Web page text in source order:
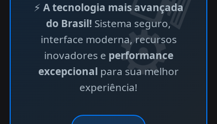
⚡ A tecnologia mais avançada
do Brasil! Sistema seguro,
interface moderna, recursos
inovadores e performance
excepcional para sua melhor
experiência!